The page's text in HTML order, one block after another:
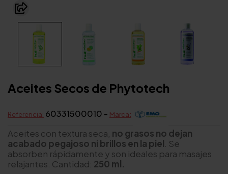
Aceites Secos de Phytotech
Referencia: 60331500010 - Marca:
Aceites con textura seca, no grasos no dejan
acabado pegajoso ni brillos en la piel . Se
absorben rápidamente y son ideales para masajes
relajantes. Cantidad: 250 ml.